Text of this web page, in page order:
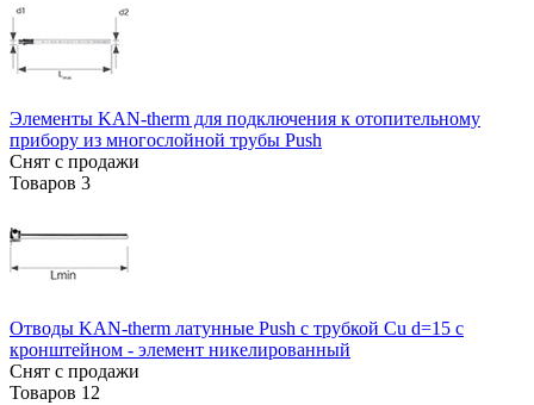
Элементы KAN-therm для подключения к отопительному
прибору из многослойной трубы Push
Снят с продажи
Товаров 3
Отводы KAN-therm латунные Push с трубкой Cu d=15 с
кронштейном - элемент никелированный
Снят с продажи
Товаров 12